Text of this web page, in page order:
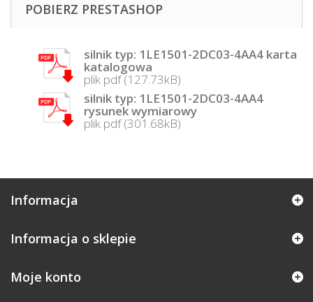
POBIERZ PRESTASHOP
silnik typ: 1LE1501-2DC03-4AA4 karta
katalogowa
plik pdf (127.73kB)
silnik typ: 1LE1501-2DC03-4AA4
rysunek wymiarowy
plik pdf (301.68kB)
Informacja
Informacja o sklepie
Moje konto